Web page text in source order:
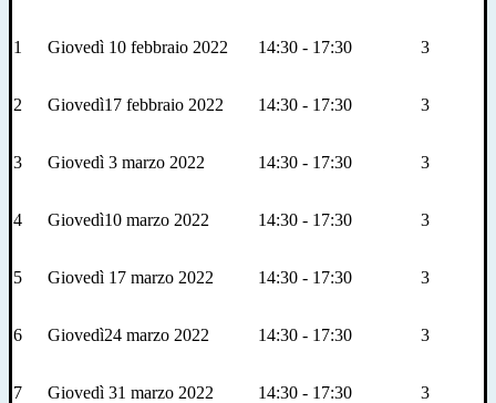
1 Giovedì 10 febbraio 2022 14:30 - 17:30 3
2 Giovedì17 febbraio 2022 14:30 - 17:30 3
3 Giovedì 3 marzo 2022 14:30 - 17:30 3
4 Giovedì10 marzo 2022 14:30 - 17:30 3
5 Giovedì 17 marzo 2022 14:30 - 17:30 3
6 Giovedì24 marzo 2022 14:30 - 17:30 3
7 Giovedì 31 marzo 2022 14:30 - 17:30 3